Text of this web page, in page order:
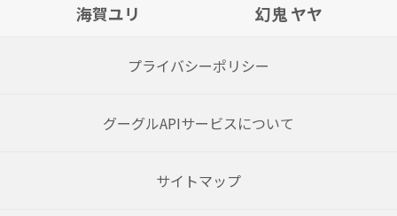
海賀ユリ 幻鬼 ヤヤ
プライバシーポリシー
グーグルAPIサービスについて
サイトマップ